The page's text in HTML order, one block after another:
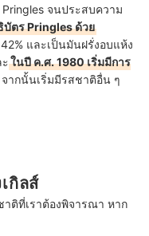
จนประสบความ
ตร Pringles ด้วย
และเป็นมันฝรั่งอบแห้ง
ในปี ค.ศ. 1980 เริ่มมีการ
จากนั้นเริ่มมีรสชาติอื่น ๆ
กิลส์
าติที่เราต้องพิจารณา หาก